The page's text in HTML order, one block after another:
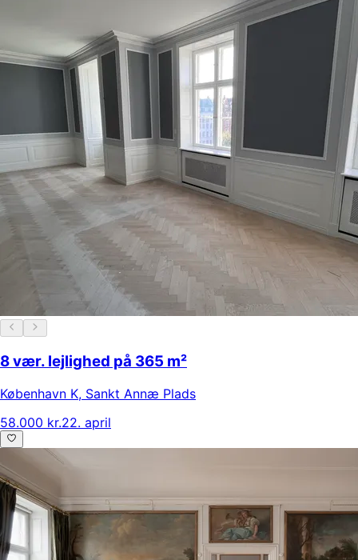
8 vær. lejlighed på 365 m²
København K, Sankt Annæ Plads
58.000 kr.22. april